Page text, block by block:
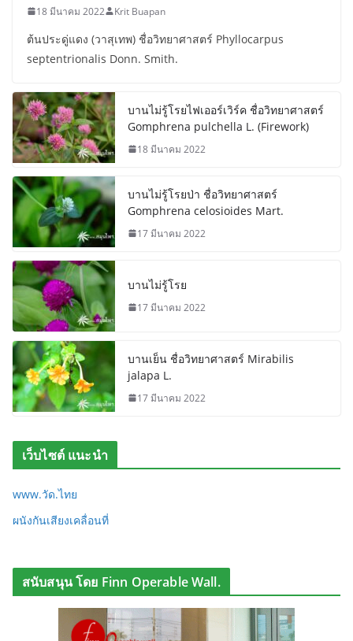
18 มีนาคม 2022 Krit Buapan
ต้นประดู่แดง (วาสุเทพ) ชื่อวิทยาศาสตร์ Phyllocarpus
septentrionalis Donn. Smith.
บานไม่รู้โรยไฟเออร์เวิร์ค ชื่อวิทยาศาสตร์
Gomphrena pulchella L. (Firework)
18 มีนาคม 2022
บานไม่รู้โรยป่า ชื่อวิทยาศาสตร์
Gomphrena celosioides Mart.
17 มีนาคม 2022
บานไม่รู้โรย
17 มีนาคม 2022
บานเย็น ชื่อวิทยาศาสตร์ Mirabilis
jalapa L.
17 มีนาคม 2022
เว็บไซต์ แนะนำ
www.วัด.ไทย
ผนังกันเสียงเคลื่อนที่
สนับสนุน โดย Finn Operable Wall.